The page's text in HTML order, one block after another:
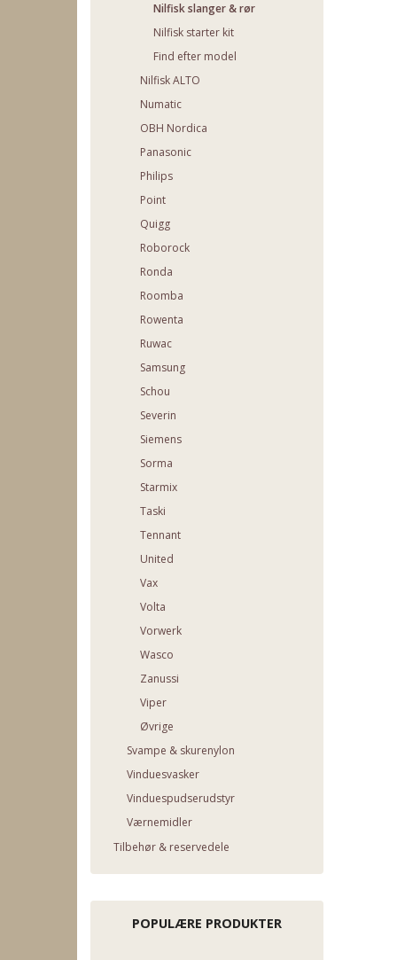
Nilfisk slanger & rør
Nilfisk starter kit
Find efter model
Nilfisk ALTO
Numatic
OBH Nordica
Panasonic
Philips
Point
Quigg
Roborock
Ronda
Roomba
Rowenta
Ruwac
Samsung
Schou
Severin
Siemens
Sorma
Starmix
Taski
Tennant
United
Vax
Volta
Vorwerk
Wasco
Zanussi
Viper
Øvrige
Svampe & skurenylon
Vinduesvasker
Vinduespudserudstyr
Værnemidler
Tilbehør & reservedele
POPULÆRE PRODUKTER